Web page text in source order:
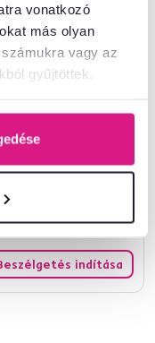
vonatkozó
más olyan
vagy az
gyűjtöttek.
információkat?
örömmel adunk tanácsot
indítása